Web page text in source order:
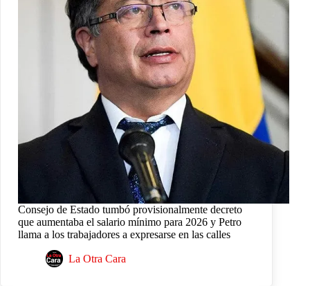
Consejo de Estado tumbó provisionalmente decreto
que aumentaba el salario mínimo para 2026 y Petro
llama a los trabajadores a expresarse en las calles
La Otra Cara